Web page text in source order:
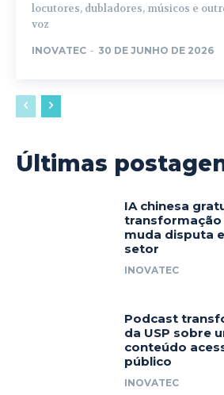
locutores, dubladores, músicos e
voz
INOVATEC - 30 DE JUNHO DE 2026
Últimas
IA chinesa
muda disputa
setor
INOVATEC
Podcast
da USP sobre
conteúdo
público
INOVATEC